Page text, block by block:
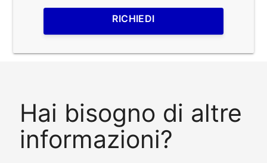
RICHIEDI
Hai bisogno di altre
informazioni?